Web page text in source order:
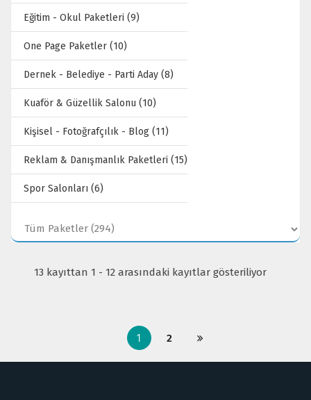
Eğitim - Okul Paketleri (9)
One Page Paketler (10)
Dernek - Belediye - Parti Aday (8)
Kuaför & Güzellik Salonu (10)
Kişisel - Fotoğrafçılık - Blog (11)
Reklam & Danışmanlık Paketleri (15)
Spor Salonları (6)
13 kayıttan 1 - 12 arasındaki kayıtlar gösteriliyor
1 2